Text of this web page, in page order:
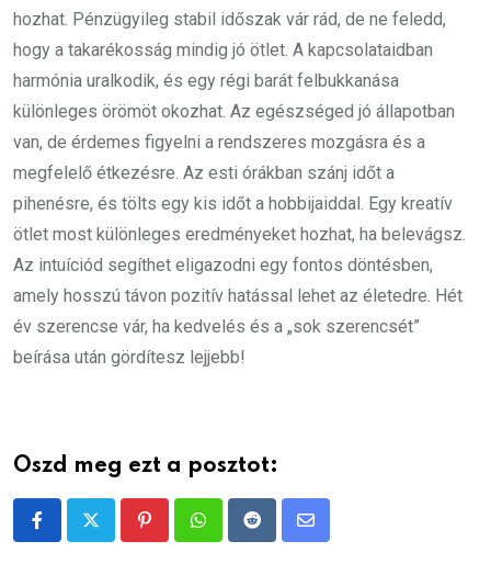
hozhat. Pénzügyileg stabil időszak vár rád, de ne feledd,
hogy a takarékosság mindig jó ötlet. A kapcsolataidban
harmónia uralkodik, és egy régi barát felbukkanása
különleges örömöt okozhat. Az egészséged jó állapotban
van, de érdemes figyelni a rendszeres mozgásra és a
megfelelő étkezésre. Az esti órákban szánj időt a
pihenésre, és tölts egy kis időt a hobbijaiddal. Egy kreatív
ötlet most különleges eredményeket hozhat, ha belevágsz.
Az intuíciód segíthet eligazodni egy fontos döntésben,
amely hosszú távon pozitív hatással lehet az életedre. Hét
év szerencse vár, ha kedvelés és a „sok szerencsét”
beírása után gördítesz lejjebb!
Oszd meg ezt a posztot:
PinterestWhatsappRedditShare